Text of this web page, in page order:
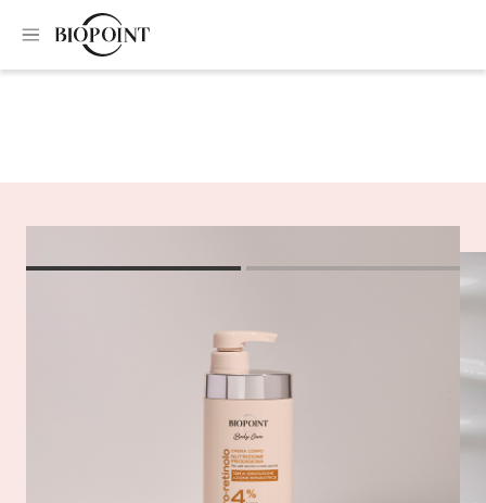
Prodigious nourishing
body cream